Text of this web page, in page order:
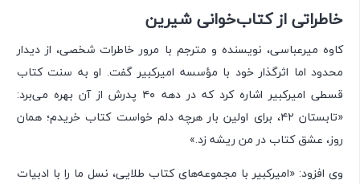
خاطراتی از کتاب‌خوانی شیرین
کاوه میرعباسی، نویسنده و مترجم با مرور خاطرات شخصی، از دیدار
محدود اما اثرگذار خود با مؤسسه امیرکبیر گفت. او به سنت کتاب
قسطی امیرکبیر اشاره کرد که در دهه ۴۰ پدرش از آن بهره می‌برد:
«تابستان ۴۲، برای اولین بار هرچه دلم خواست کتاب خریدم؛ همان
روز، عشق کتاب در من ریشه زد.»
وی افزود: «امیرکبیر با مجموعه‌های کتاب طلایی، نسل ما را با ادبیات